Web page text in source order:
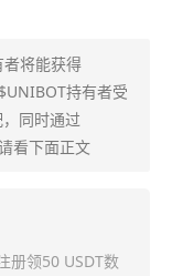
将能获得
持有者受
同时通过
看下面正文
册领50 USDT数